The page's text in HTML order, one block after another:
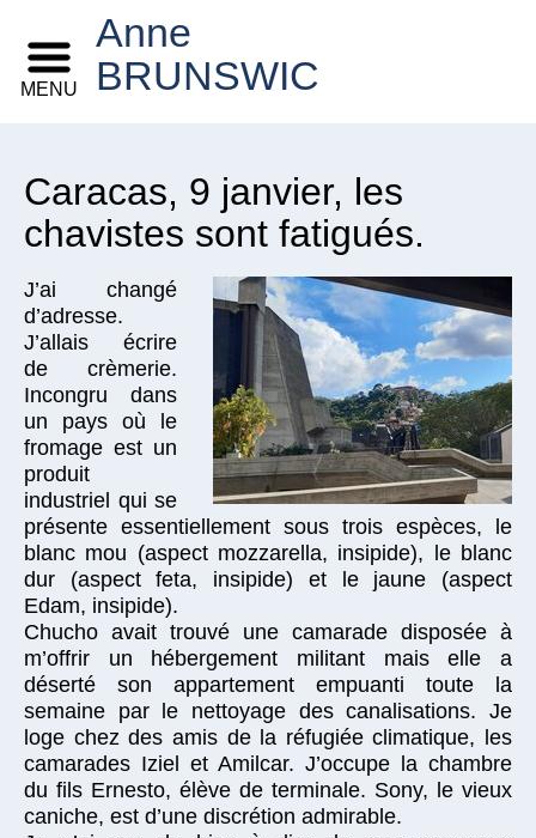
Anne
BRUNSWIC
MENU
Caracas, 9 janvier, les
chavistes sont fatigués.
J’ai changé
d’adresse.
J’allais écrire
de crèmerie.
Incongru dans
un pays où le
fromage est un
produit
industriel qui se
présente essentiellement sous trois espèces, le
blanc mou (aspect mozzarella, insipide), le blanc
dur (aspect feta, insipide) et le jaune (aspect
Edam, insipide).
Chucho avait trouvé une camarade disposée à
m’offrir un hébergement militant mais elle a
déserté son appartement empuanti toute la
semaine par le nettoyage des canalisations. Je
loge chez des amis de la réfugiée climatique, les
camarades Iziel et Amilcar. J’occupe la chambre
du fils Ernesto, élève de terminale. Sony, le vieux
caniche, est d’une discrétion admirable.